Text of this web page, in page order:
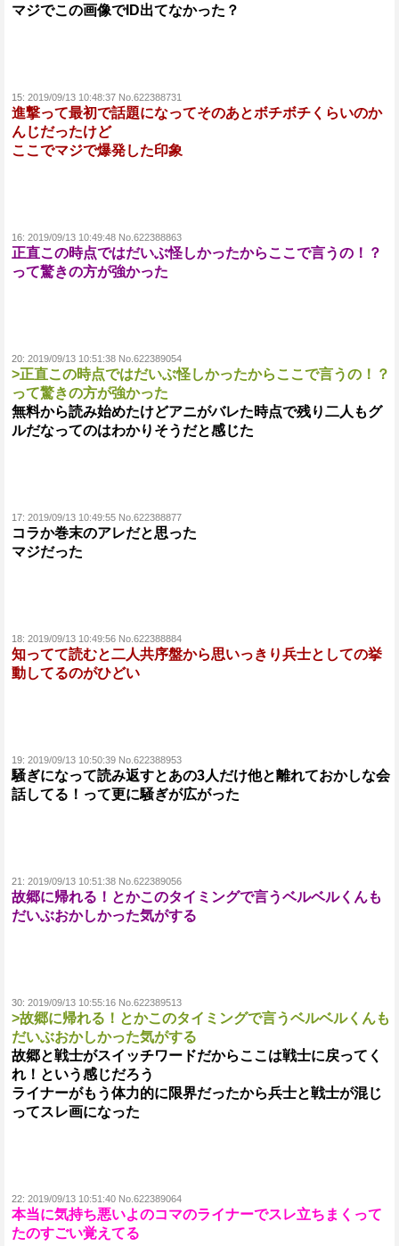
マジでこの画像でID出てなかった？
15: 2019/09/13 10:48:37 No.622388731
進撃って最初で話題になってそのあとボチボチくらいのか
んじだったけど
ここでマジで爆発した印象
16: 2019/09/13 10:49:48 No.622388863
正直この時点ではだいぶ怪しかったからここで言うの！？
って驚きの方が強かった
20: 2019/09/13 10:51:38 No.622389054
>正直この時点ではだいぶ怪しかったからここで言うの！？
って驚きの方が強かった
無料から読み始めたけどアニがバレた時点で残り二人もグ
ルだなってのはわかりそうだと感じた
17: 2019/09/13 10:49:55 No.622388877
コラか巻末のアレだと思った
マジだった
18: 2019/09/13 10:49:56 No.622388884
知ってて読むと二人共序盤から思いっきり兵士としての挙
動してるのがひどい
19: 2019/09/13 10:50:39 No.622388953
騒ぎになって読み返すとあの3人だけ他と離れておかしな会
話してる！って更に騒ぎが広がった
21: 2019/09/13 10:51:38 No.622389056
故郷に帰れる！とかこのタイミングで言うベルベルくんも
だいぶおかしかった気がする
30: 2019/09/13 10:55:16 No.622389513
>故郷に帰れる！とかこのタイミングで言うベルベルくんも
だいぶおかしかった気がする
故郷と戦士がスイッチワードだからここは戦士に戻ってく
れ！という感じだろう
ライナーがもう体力的に限界だったから兵士と戦士が混じ
ってスレ画になった
22: 2019/09/13 10:51:40 No.622389064
本当に気持ち悪いよのコマのライナーでスレ立ちまくって
たのすごい覚えてる